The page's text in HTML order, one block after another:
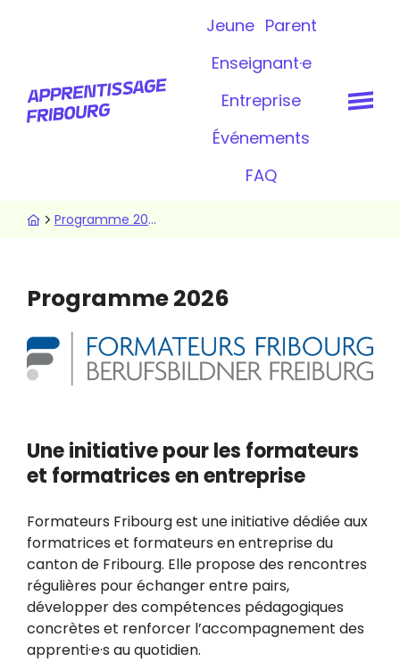
TopbarJeune Parent
Enseignant·e
Entreprise
Événements
FAQ
Fil
Programme 2026
Programme 2026
Image
Une initiative pour les formateurs
et formatrices en entreprise
Formateurs Fribourg est une initiative dédiée aux
formatrices et formateurs en entreprise du
canton de Fribourg. Elle propose des rencontres
régulières pour échanger entre pairs,
développer des compétences pédagogiques
concrètes et renforcer l’accompagnement des
apprenti·e·s au quotidien.